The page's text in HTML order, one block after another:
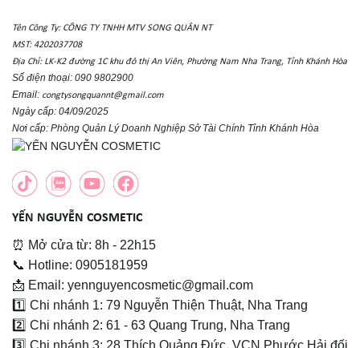
Tên Công Ty: CÔNG TY TNHH MTV SONG QUÂN NT
MST: 4202037708
Địa Chỉ: LK-K2 đường 1C khu đô thị An Viên, Phường Nam Nha Trang, Tỉnh Khánh Hòa
Số điện thoại: 090 9802900
Email: congtysongquannt@gmail.com
Ngày cấp: 04/09/2025
Nơi cấp: Phòng Quản Lý Doanh Nghiệp Sở Tài Chính Tỉnh Khánh Hòa
YẾN NGUYỄN COSMETIC
⏰ Mở cửa từ: 8h - 22h15
📞 Hotline: 0905181959
📩 Email: yennguyencosmetic@gmail.com
1️⃣ Chi nhánh 1: 79 Nguyễn Thiện Thuật, Nha Trang
2️⃣ Chi nhánh 2: 61 - 63 Quang Trung, Nha Trang
3️⃣ Chi nhánh 3: 28 Thích Quảng Đức, VCN Phước Hải đối